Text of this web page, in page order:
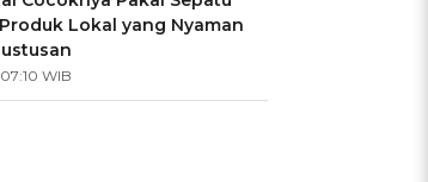
Lokal yang Nyaman
07:10 WIB